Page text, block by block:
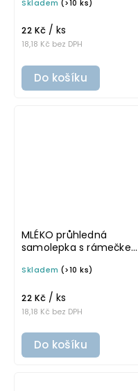
písmo, rozměr 6 × 4 cm
do lednice
Skladem (>10 ks)
18,18 Kč bez DPH
22 Kč / ks
Do košíku
MLÉKO průhledná
samolepka s rámečkem,
4 cm na boxy, šuplíky a
Skladem (>10 ks)
18,18 Kč bez DPH
22 Kč / ks
Do košíku